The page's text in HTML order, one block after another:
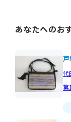
あなたへのお
代
第